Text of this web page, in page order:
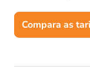
Compara as